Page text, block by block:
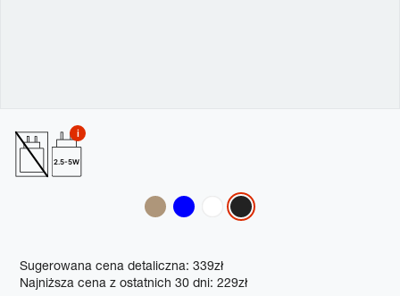
Promotions
Sugerowana cena detaliczna: 339zł
Najniższa cena z ostatnich 30 dni: 229zł
2.5-5W